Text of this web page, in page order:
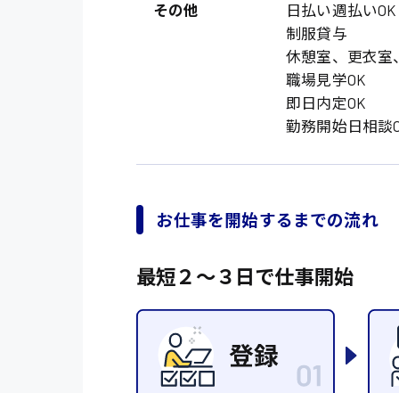
貿易事務
総務事務
医療事務
システムエンジニア
ラウンダー営業
熊本県
愛知県
千葉県
鳥取県
時給1300円〜
時給1400円〜
その他
日払い週払い
制服貸与
休憩室、更衣室
職場見学OK
即日内定OK
勤務開始日相談
お仕事を開始するまでの流れ
最短２〜３日で仕事開始